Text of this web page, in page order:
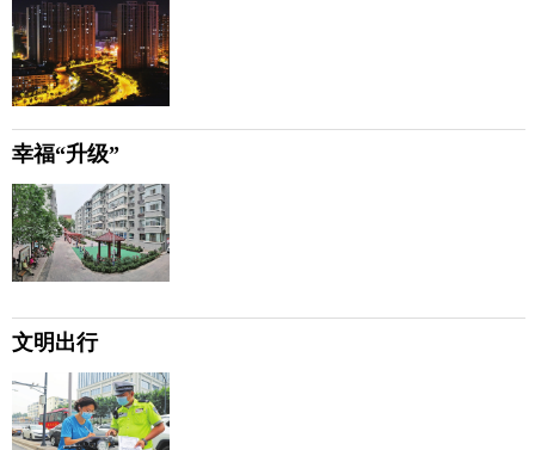
幸福“升级”
文明出行